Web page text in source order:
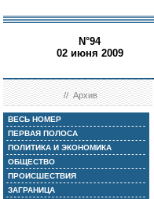
N°94
02 июня 2009
//Архив
ВЕСЬ НОМЕР
ПЕРВАЯ ПОЛОСА
ПОЛИТИКА И ЭКОНОМИКА
ОБЩЕСТВО
ПРОИСШЕСТВИЯ
ЗАГРАНИЦА